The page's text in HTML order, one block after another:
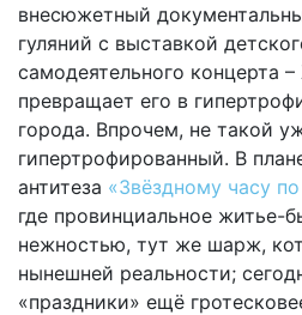
внесюжетный
гуляний с выставкой
самодеятельного концерта
превращает его в
города. Впрочем, не такой
гипертрофированный. В
антитеза «Звёздному часу
где провинциальное житье-
нежностью, тут же шарж,
нынешней реальности;
«праздники» ещё